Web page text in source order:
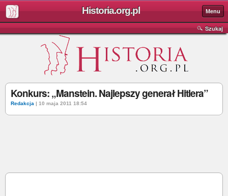
Historia.org.pl Menu
Szukaj
Konkurs: „Manstein. Najlepszy generał Hitlera”
Redakcja | 10 maja 2011 18:54